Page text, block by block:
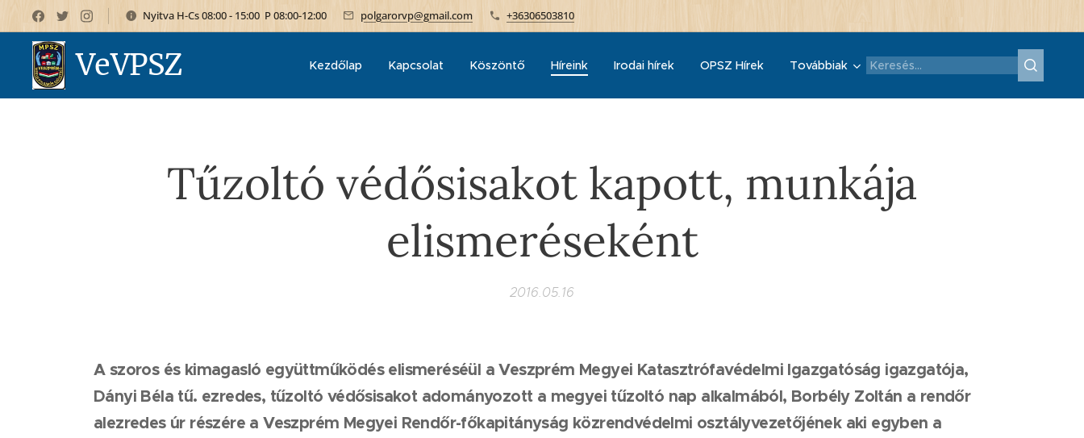
Nyitva H-Cs 08:00 - 15:00 P 08:00-12:00 polgarorvp@gmail.com +36306503810
VeVPSZ Kezdőlap Kapcsolat Köszöntő Híreink Irodai hírek OPSZ Hírek Továbbiak
Tűzoltó védősisakot kapott, munkája
elismeréseként
2016.05.16
A szoros és kimagasló együttműködés elismeréséül a Veszprém Megyei Katasztrófavédelmi Igazgatóság igazgatója,
Dányi Béla tű. ezredes, tűzoltó védősisakot adományozott a megyei tűzoltó nap alkalmából, Borbély Zoltán a rendőr
alezredes úr részére a Veszprém Megyei Rendőr-főkapitányság közrendvédelmi osztályvezetőjének aki egyben a